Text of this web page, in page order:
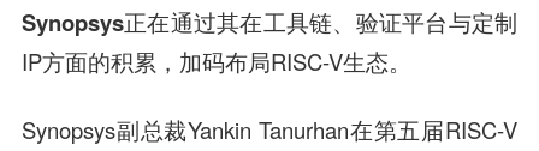
Synopsys正在通过其在工具链、验证平台与定制
IP方面的积累，加码布局RISC-V生态。
Synopsys副总裁Yankin Tanurhan在第五届RISC-V